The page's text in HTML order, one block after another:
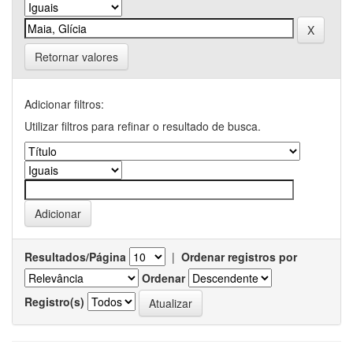
Retornar valores
Adicionar filtros:
Utilizar filtros para refinar o resultado de busca.
Resultados/Página | Ordenar registros por
Ordenar
Registro(s)